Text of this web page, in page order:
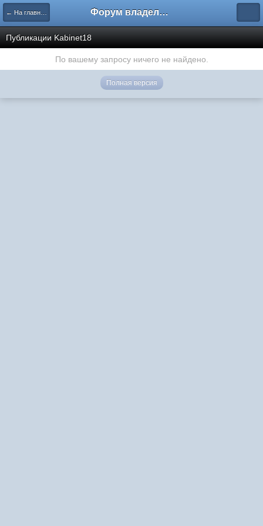
← На главную Форум владельцев интернет-магазинов
Публикации Kabinet18
По вашему запросу ничего не найдено.
Полная версия